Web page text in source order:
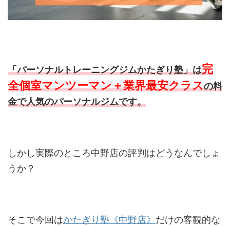
「パーソナルトレーニングジムかたぎり塾」は完
全個室マンツーマン＋業界最安クラスの料
金で人気のパーソナルジムです。
しかし実際のところ中野店の評判はどうなんでしょ
うか？
そこで今回はかたぎり塾《中野店》 だけの客観的な